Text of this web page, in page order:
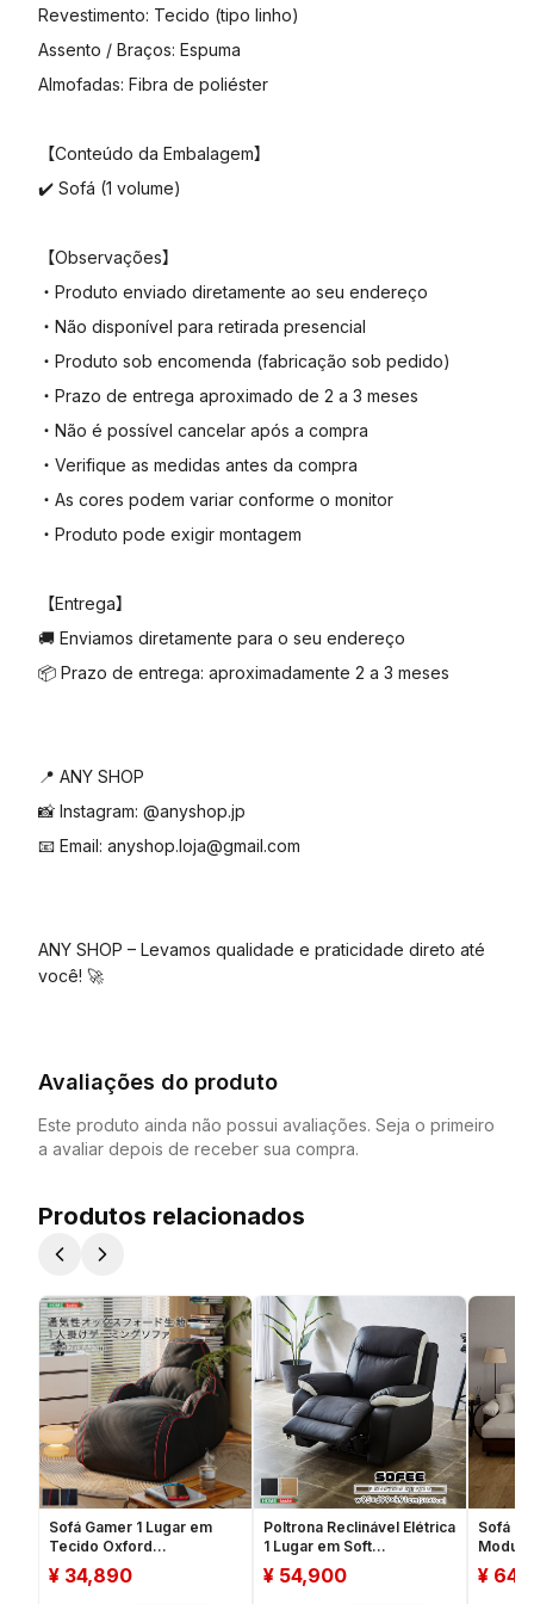
Revestimento: Tecido (tipo linho)
Assento / Braços: Espuma
Almofadas: Fibra de poliéster
【Conteúdo da Embalagem】
✔️ Sofá (1 volume)
【Observações】
・Produto enviado diretamente ao seu endereço
・Não disponível para retirada presencial
・Produto sob encomenda (fabricação sob pedido)
・Prazo de entrega aproximado de 2 a 3 meses
・Não é possível cancelar após a compra
・Verifique as medidas antes da compra
・As cores podem variar conforme o monitor
・Produto pode exigir montagem
【Entrega】
🚚 Enviamos diretamente para o seu endereço
📦 Prazo de entrega: aproximadamente 2 a 3 meses
📍 ANY SHOP
📸 Instagram: @anyshop.jp
📧 Email: anyshop.loja@gmail.com
ANY SHOP – Levamos qualidade e praticidade direto até
você! 🚀
Avaliações do produto
Este produto ainda não possui avaliações. Seja o primeiro
a avaliar depois de receber sua compra.
Produtos relacionados
Sofá Gamer 1 Lugar em
Tecido Oxford
Respirável【Gaming
Comfort】
¥ 34,890
Poltrona Reclinável Elétrica
1 Lugar em Soft
Leather【Comfort】
¥ 54,900
Sofá
¥